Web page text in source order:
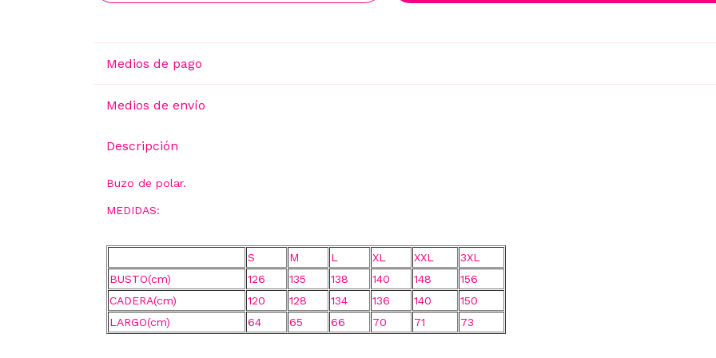
Medios de pago
Medios de envío
Descripción
Buzo de polar.
MEDIDAS:
S M L XL XXL
3XL
BUSTO(cm)
126 135 138 140 148
156
CADERA(cm)
120 128 134 136 140
150
LARGO(cm)
64 65 66 70 71 73
15% OFF
5% OFF